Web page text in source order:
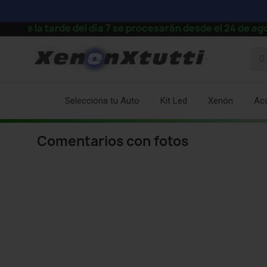
la tarde del día 7 se procesarán desde el 24 de
Selecciona tu Auto Kit Led Xenón
Comentarios con fotos